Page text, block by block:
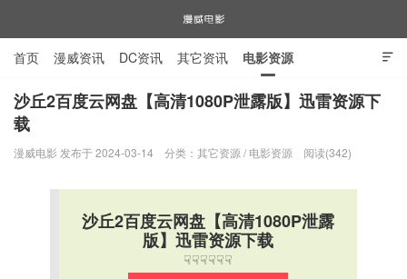
漫威电影

首页 漫威资讯 DC资讯 其它资讯 电影资源
电视剧资源 漫威图片
沙丘2百度云网盘【高清1080P泄露版】迅雷资源下
载
漫威电影 发布于 2024-03-14 分类： 其它资源 / 电影资源 阅读(342)
沙丘2百度云网盘【高清1080P泄露
版】迅雷资源下载
☟☟☟☟☟☟